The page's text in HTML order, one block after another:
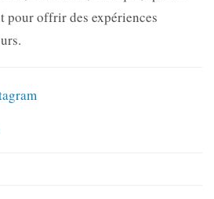
pour offrir des expériences